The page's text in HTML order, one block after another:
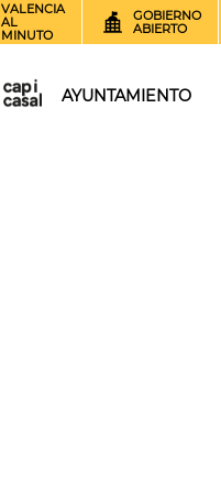
VALENCIA
AL
MINUTO
GOBIERNO
ABIERTO
AYUNTAMIENTO